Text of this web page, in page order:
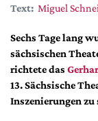
DdB-map
Kalender
Festival-
Hefte
Text: Miguel
Sechs Tage lang
sächsischen
richtete das
13. Sächsische
Inszenierungen zu